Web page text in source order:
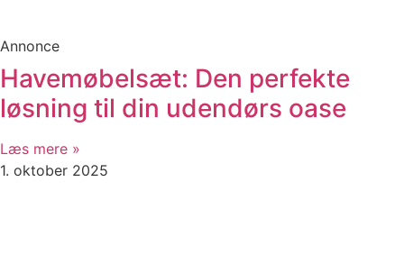
Annonce
Havemøbelsæt: Den perfekte
løsning til din udendørs oase
Læs mere »
1. oktober 2025